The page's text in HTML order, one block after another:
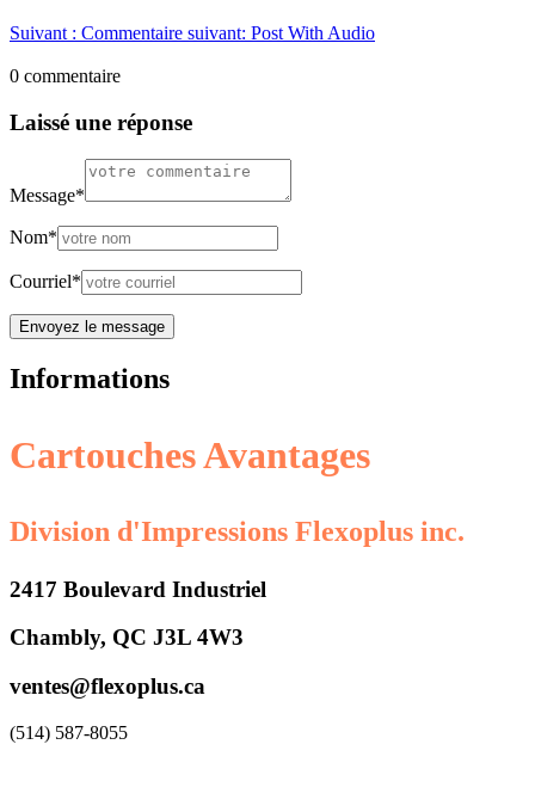
Suivant : Commentaire suivant: Post With Audio
0 commentaire
Laissé une réponse
Message*
Nom*
Courriel*
Informations
Cartouches Avantages
Division d'Impressions Flexoplus inc.
2417 Boulevard Industriel
Chambly, QC J3L 4W3
ventes@flexoplus.ca
(514) 587-8055